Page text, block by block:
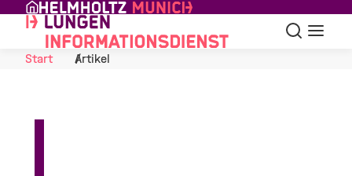
Skip to Content
Suche
Start
Artikel